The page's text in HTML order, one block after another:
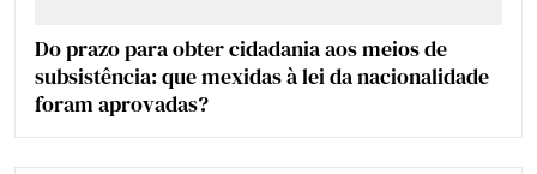
Do prazo para obter cidadania aos meios de
subsistência: que mexidas à lei da nacionalidade
foram aprovadas?